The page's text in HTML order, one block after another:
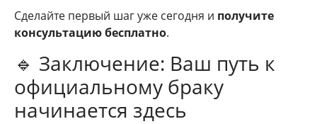
Сделайте первый шаг уже сегодня и получите
консультацию бесплатно.
🔹 Заключение: Ваш путь к
официальному браку
начинается здесь